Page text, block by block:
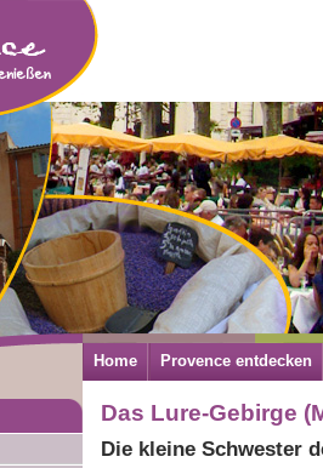
Home Provence entdecken
Das Lure-Gebirge
Die kleine Schwester